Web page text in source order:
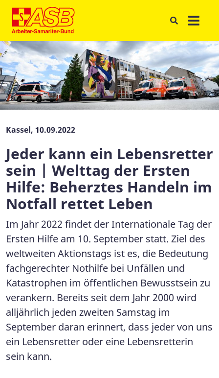
Kassel, 10.09.2022
Jeder kann ein Lebensretter
sein | Welttag der Ersten
Hilfe: Beherztes Handeln im
Notfall rettet Leben
Im Jahr 2022 findet der Internationale Tag der
Ersten Hilfe am 10. September statt. Ziel des
weltweiten Aktionstags ist es, die Bedeutung
fachgerechter Nothilfe bei Unfällen und
Katastrophen im öffentlichen Bewusstsein zu
verankern. Bereits seit dem Jahr 2000 wird
alljährlich jeden zweiten Samstag im
September daran erinnert, dass jeder von uns
ein Lebensretter oder eine Lebensretterin
sein kann.